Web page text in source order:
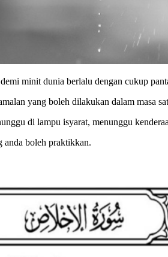
minit dunia berlalu dengan cukup
yang boleh dilakukan dalam masa
di lampu isyarat, menunggu
anda boleh praktikkan.